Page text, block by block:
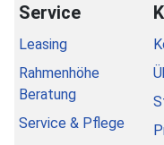
Service
Leasing
Rahmenhöhe
Beratung
Service & Pflege